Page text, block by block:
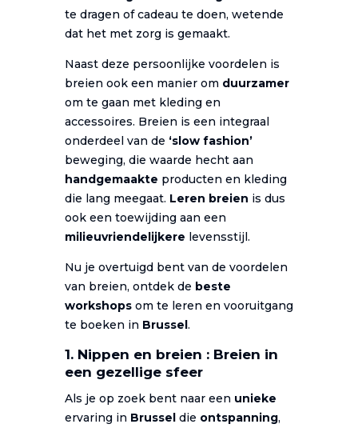
te dragen of cadeau te doen, wetende
dat het met zorg is gemaakt.
Naast deze persoonlijke voordelen is
breien ook een manier om duurzamer
om te gaan met kleding en
accessoires. Breien is een integraal
onderdeel van de ‘slow fashion’
beweging, die waarde hecht aan
handgemaakte producten en kleding
die lang meegaat. Leren breien is dus
ook een toewijding aan een
milieuvriendelijkere levensstijl.
Nu je overtuigd bent van de voordelen
van breien, ontdek de beste
workshopsom te leren en vooruitgang
te boeken in Brussel.
1. Nippen en breien : Breien in
een gezellige sfeer
Als je op zoek bent naar een unieke
ervaring in Brusseldie ontspanning,